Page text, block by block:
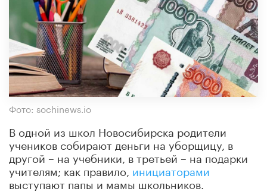
Фото: sochinews.io
В одной из школ Новосибирска родители
учеников собирают деньги на уборщицу, в
другой – на учебники, в третьей – на подарки
учителям; как правило, инициаторами
выступают папы и мамы школьников.